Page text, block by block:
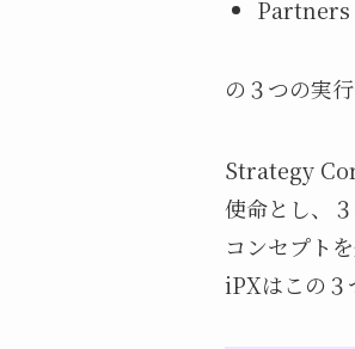
Partners
の３つの実
Strategy
使命とし、
コンセプト
iPXはこの３